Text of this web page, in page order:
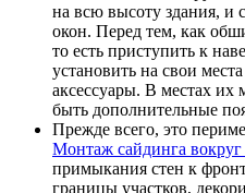
на всю высоту здания, и
окон. Перед тем, как
то есть приступить к
установить на свои
аксессуары. В местах
быть дополнительные
Прежде всего, это
Монтаж сайдинга
примыкания стен к
границы участков,